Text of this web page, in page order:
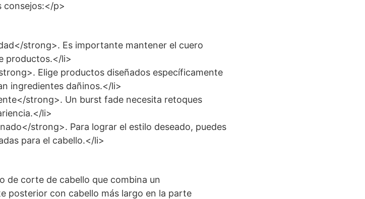
consejos:</p>
strong>. Es importante mantener el cuero
productos.</li>
Elige productos diseñados específicamente
ingredientes dañinos.</li>
strong>. Un burst fade necesita retoques
li>
strong>. Para lograr el estilo deseado, puedes
para el cabello.</li>
de corte de cabello que combina un
posterior con cabello más largo en la parte